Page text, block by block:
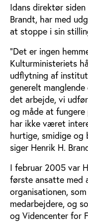
Idans direktør
Brandt, har med
at stoppe i sin
”Det er ingen
Kulturministeriets
udflytning af
generelt
det arbejde, vi
og måde at fungere
har ikke været
hurtige, smidige og
siger Henrik H.
I februar 2005 var
første ansatte med
organisationen,
medarbejdere, og
og Videncenter for